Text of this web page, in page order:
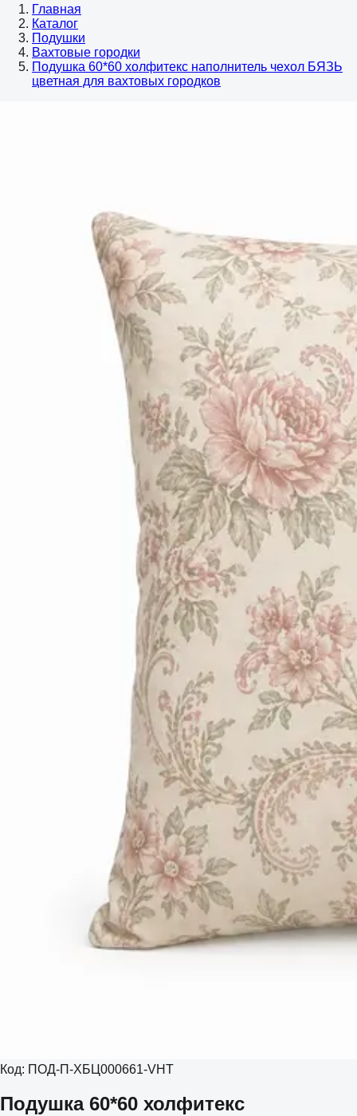
Главная
Каталог
Подушки
Вахтовые городки
Подушка 60*60 холфитекс наполнитель чехол БЯЗЬ
цветная для вахтовых городков
Код: ПОД-П-ХБЦ000661-VHT
Подушка 60*60 холфитекс